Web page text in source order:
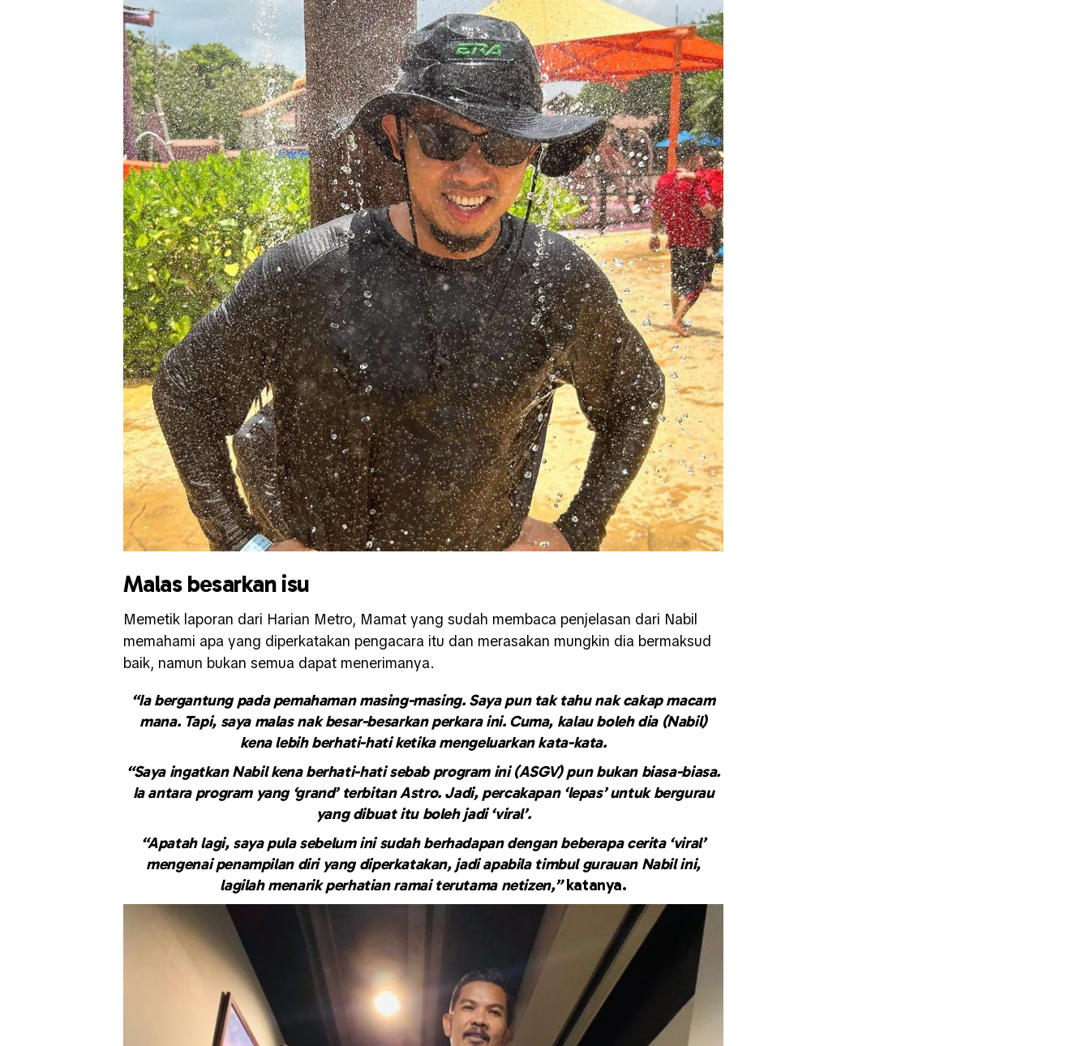
Malas besarkan isu
Memetik laporan dari Harian Metro, Mamat yang sudah membaca penjelasan dari Nabil
memahami apa yang diperkatakan pengacara itu dan merasakan mungkin dia bermaksud
baik, namun bukan semua dapat menerimanya.
“Ia bergantung pada pemahaman masing-masing. Saya pun tak tahu nak cakap macam
mana. Tapi, saya malas nak besar-besarkan perkara ini. Cuma, kalau boleh dia (Nabil)
kena lebih berhati-hati ketika mengeluarkan kata-kata.
“Saya ingatkan Nabil kena berhati-hati sebab program ini (ASGV) pun bukan biasa-biasa.
Ia antara program yang ‘grand’ terbitan Astro. Jadi, percakapan ‘lepas’ untuk bergurau
yang dibuat itu boleh jadi ‘viral’.
“Apatah lagi, saya pula sebelum ini sudah berhadapan dengan beberapa cerita ‘viral’
mengenai penampilan diri yang diperkatakan, jadi apabila timbul gurauan Nabil ini,
lagilah menarik perhatian ramai terutama netizen,”katanya.